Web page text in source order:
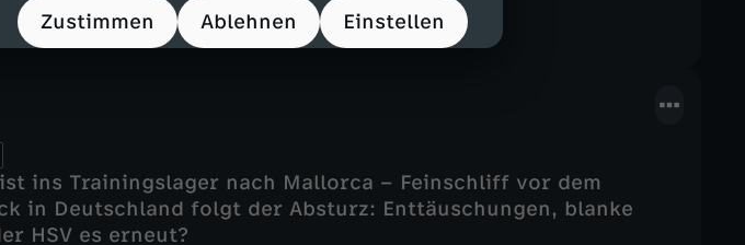
Zustimmen Ablehnen Einstellen
ins Trainingslager nach Mallorca – Feinschliff vor dem
in Deutschland folgt der Absturz: Enttäuschungen, blanke
HSV es erneut?